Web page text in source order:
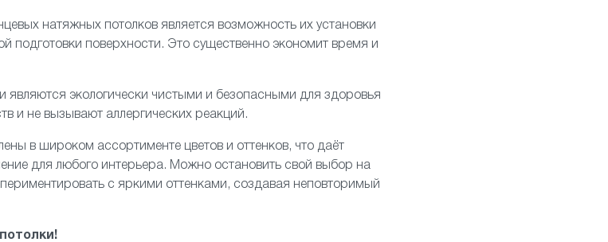
натяжных потолков является возможность их установки
подготовки поверхности. Это существенно экономит время и
являются экологически чистыми и безопасными для здоровья
и не вызывают аллергических реакций.
в широком ассортименте цветов и оттенков, что даёт
для любого интерьера. Можно остановить свой выбор на
с яркими оттенками, создавая неповторимый